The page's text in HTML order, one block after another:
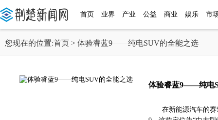
首页 业界 产业 公益 商业 娱乐 市
您现在的位置:首页 > 体验睿蓝9——纯电SUV的全能之选
体验睿蓝9——纯电
在新能源汽车的